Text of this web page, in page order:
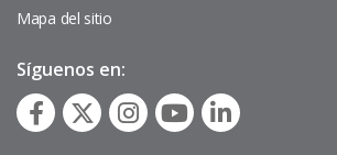
Mapa del sitio
Síguenos en: